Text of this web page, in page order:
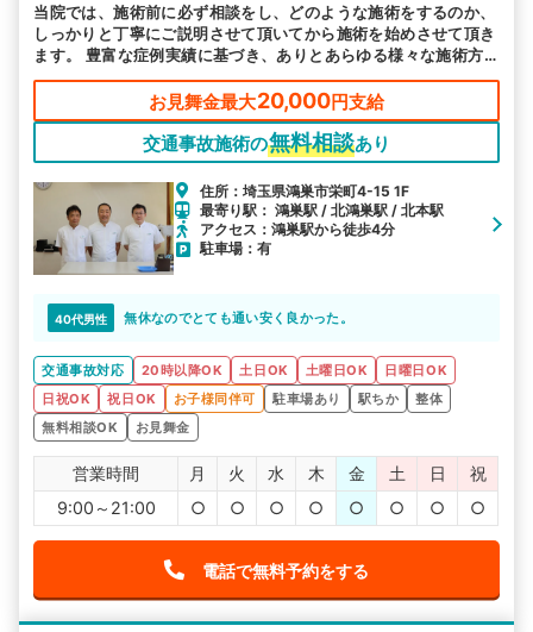
当院では、施術前に必ず相談をし、どのような施術をするのか、
しっかりと丁寧にご説明させて頂いてから施術を始めさせて頂き
ます。 豊富な症例実績に基づき、ありとあらゆる様々な施術方
法の中から最も適切なものを選んで施術を始めます。
お見舞金最大20,000円支給
交通事故施術の無料相談あり
住所：埼玉県鴻巣市栄町4-15 1F
最寄り駅： 鴻巣駅 / 北鴻巣駅 / 北本駅
アクセス：鴻巣駅から徒歩4分
駐車場：有
40代男性 無休なのでとても通い安く良かった。
交通事故対応 20時以降OK 土日OK 土曜日OK
日曜日OK
日祝OK
祝日OK お子様同伴可 駐車場あり 駅ちか
整体
無料相談OK
お見舞金
営業時間 月 火 水 木 金 土 日
祝
9:00～21:00
○ ○ ○ ○ ○ ○ ○ ○
電話で無料予約をする